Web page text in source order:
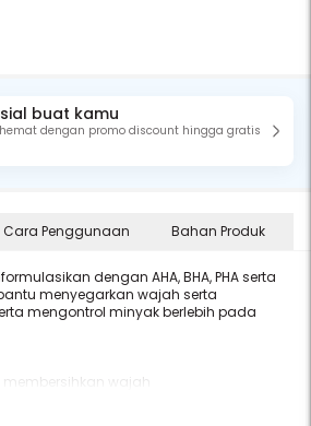
buat kamu
dengan promo discount hingga gratis
Cara Penggunaan Bahan Produk
dengan AHA, BHA, PHA serta
menyegarkan wajah serta
mengontrol minyak berlebih pada
wajah